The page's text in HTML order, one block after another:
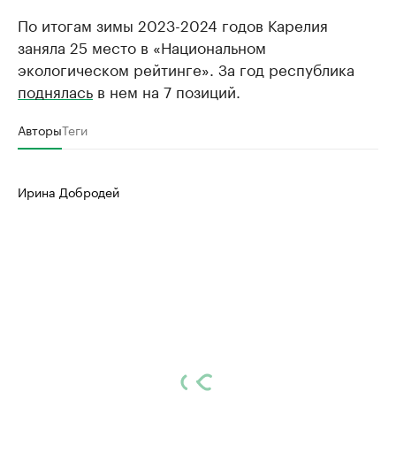
По итогам зимы 2023-2024 годов Карелия
заняла 25 место в «Национальном
экологическом рейтинге». За год республика
поднялась в нем на 7 позиций.
АвторыТеги
Ирина Добродей